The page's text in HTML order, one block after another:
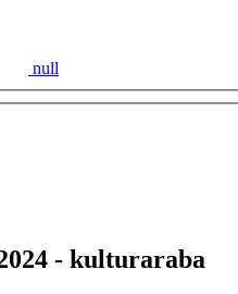
null
- kulturaraba